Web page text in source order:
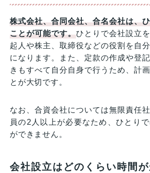
株式会社、合同会社、合名会社は、
ことが可能です。ひとりで会社設立
起人や株主、取締役などの役割を自
になります。また、定款の作成や登
きもすべて自分自身で行うため、計
とが大切です。
なお、合資会社については無限責任
員の2人以上が必要なため、ひとり
ができません。
会社設立はどのくらい時間が